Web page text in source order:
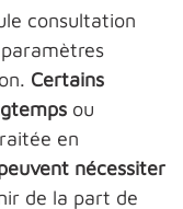
consultation
Certains
ou
en
nécessiter
de la part de